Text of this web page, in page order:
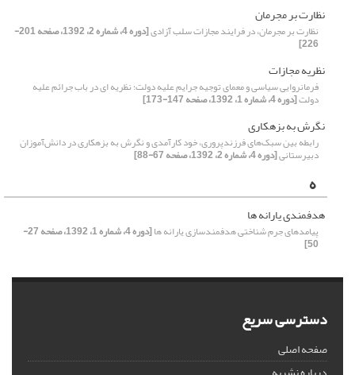
نظارت بر مجرمان
نظارت بر مجرمان، در فرایند مجازات سلب آزادی [دوره 4، شماره 2، 1392، صفحه 201-
226]
نظریه مجازات
فرمانروایی سیاسی و معمای توجیه جرایم علیه دولت؛ نظریه ای در باب جرائم علیه
دولت[دوره 4، شماره 1، 1392، صفحه 147-173]
نگرش به بزهکاری
رابطه بین سبک‌های فرزندپروری، خود کارآمدی و نگرش به بزهکاری در دانش‌آموزان
دبیرستانی[دوره 4، شماره 2، 1392، صفحه 67-88]
ه
هدفمندی یارانه ها
پیامدهای جرم شناختی هدفمندسازی یارانه ها [دوره 4، شماره 1، 1392، صفحه 27-
50]
دسترسی سریع
صفحه اصلی